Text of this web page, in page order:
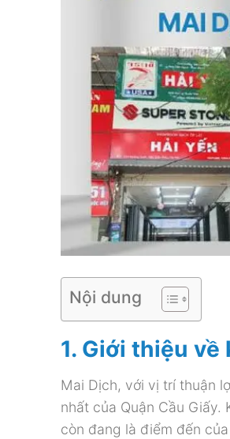
Nội dung
1. Giới thiệu về
Mai Dịch, với vị trí thuận
nhất của Quận Cầu
còn đang là điểm đến